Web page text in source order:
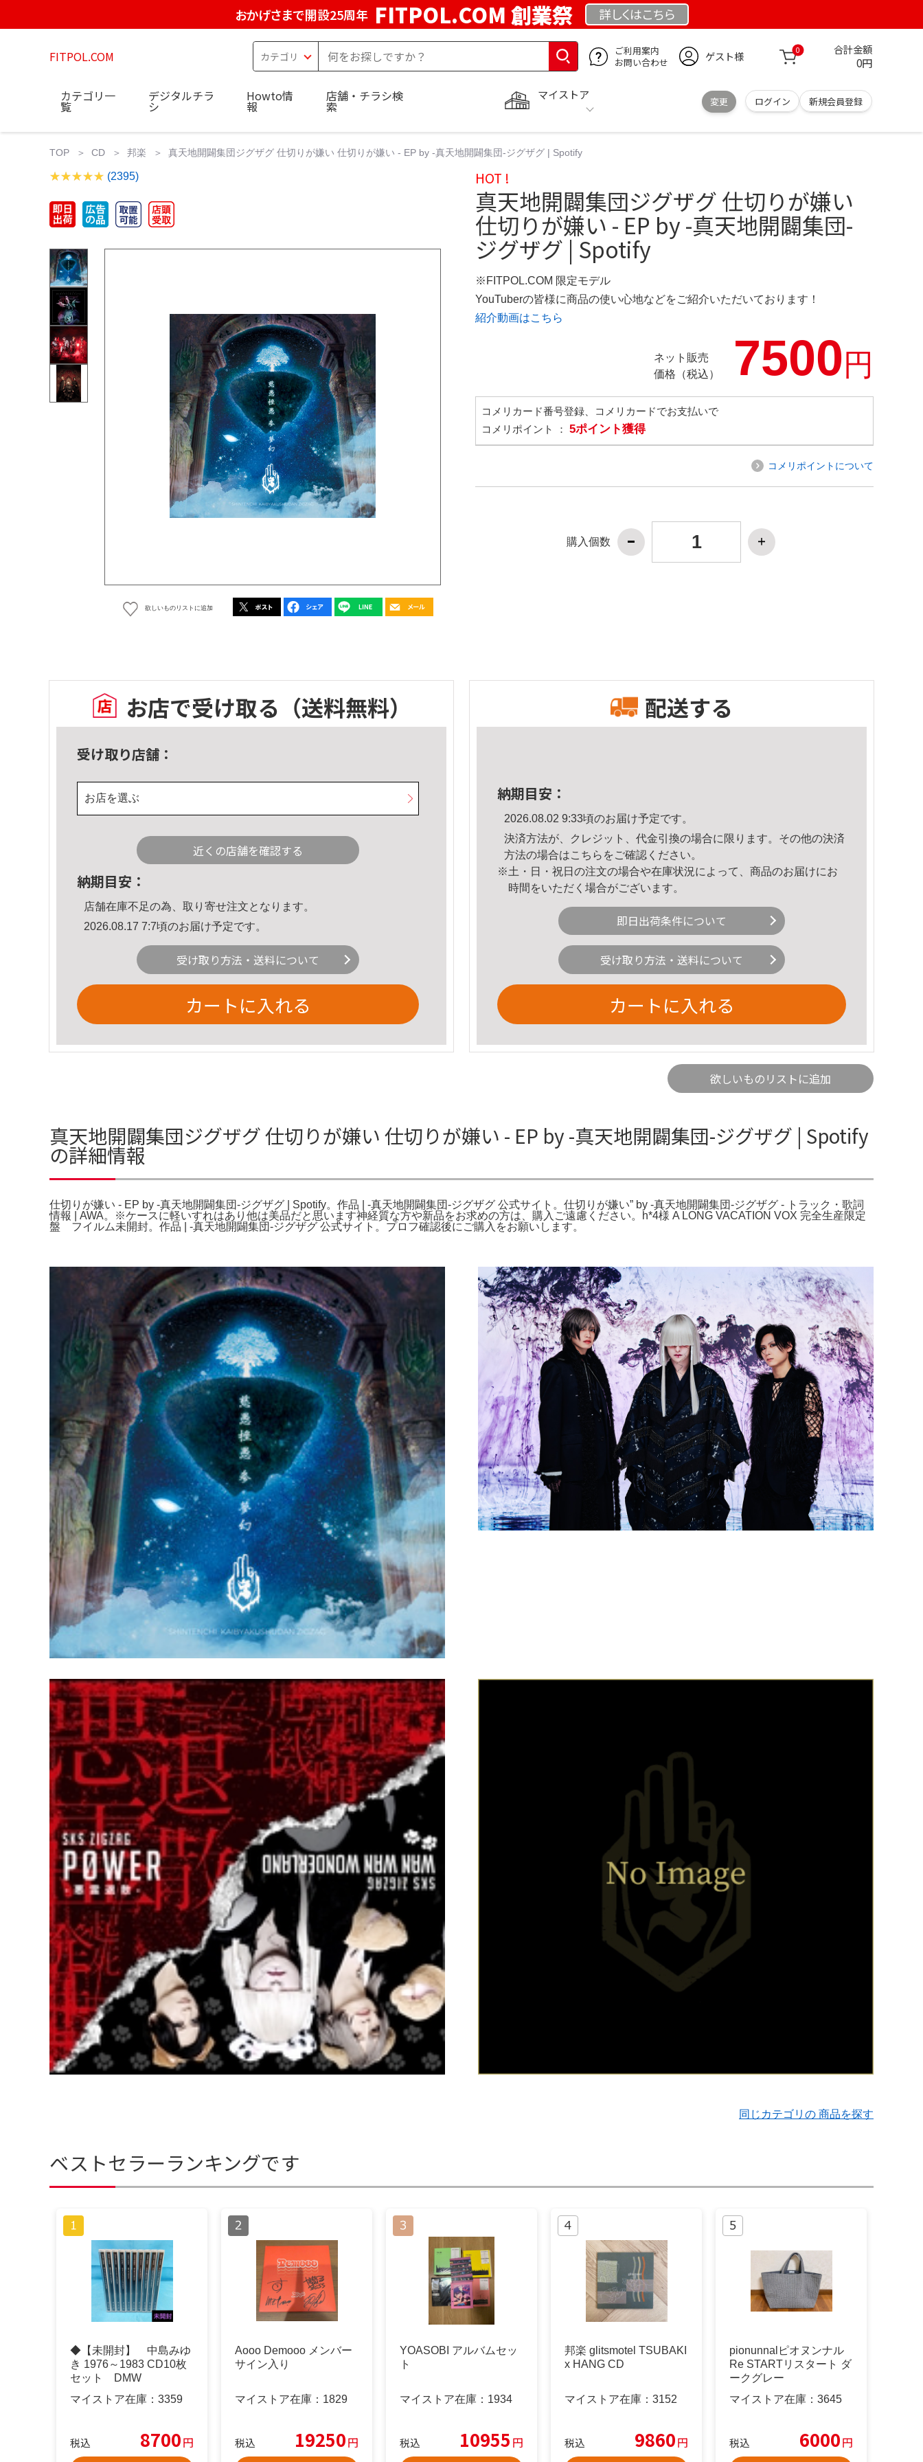
おかげさまで開設25周年 FITPOL.COM 創業祭 詳しくはこちら
FITPOL.COM
ご利用案内
お問い合わせ
ゲスト様 0 合計金額
0円
マイストア
変更 ログイン 新規会員登録
カテゴリ一
覧
デジタルチラ
シ
Howto情
報
店舗・チラシ検
索
TOP CD 邦楽 真天地開闢集団ジグザグ 仕切りが嫌い 仕切りが嫌い - EP by -真天地開闢集団-ジグザグ | Spotify
(2395)
欲しいものリストに追加
HOT !
真天地開闢集団ジグザグ 仕切りが嫌い
仕切りが嫌い - EP by -真天地開闢集団-
ジグザグ | Spotify
※FITPOL.COM 限定モデル
YouTuberの皆様に商品の使い心地などをご紹介いただいております！
紹介動画はこちら
ネット販売
価格（税込）
7500円
コメリカード番号登録、コメリカードでお支払いで
コメリポイント ： 5ポイント獲得
コメリポイントについて
購入個数
お店で受け取る （送料無料）
受け取り店舗：
お店を選ぶ
近くの店舗を確認する
納期目安：
店舗在庫不足の為、取り寄せ注文となります。
2026.08.17 7:7頃のお届け予定です。
受け取り方法・送料について
カートに入れる
配送する
納期目安：
2026.08.02 9:33頃のお届け予定です。
決済方法が、クレジット、代金引換の場合に限ります。その他の決済
方法の場合はこちら をご確認ください。
※土・日・祝日の注文の場合や在庫状況によって、商品のお届けにお
時間をいただく場合がございます。
即日出荷条件について
受け取り方法・送料について
カートに入れる
欲しいものリストに追加
真天地開闢集団ジグザグ 仕切りが嫌い 仕切りが嫌い - EP by -真天地開闢集団-ジグザグ | Spotify
の詳細情報
仕切りが嫌い - EP by -真天地開闢集団-ジグザグ | Spotify。作品 | -真天地開闢集団-ジグザグ 公式サイト。仕切りが嫌い” by -真天地開闢集団-ジグザグ - トラック・歌詞
情報 | AWA。※ケースに軽いすれはあり他は美品だと思います神経質な方や新品をお求めの方は、購入ご遠慮ください。h*4様 A LONG VACATION VOX 完全生産限定
盤 フイルム未開封。作品 | -真天地開闢集団-ジグザグ 公式サイト。プロフ確認後にご購入をお願いします。
同じカテゴリの 商品を探す
ベストセラーランキングです
◆【未開封】 中島みゆ
き 1976～1983 CD10枚
セット DMW
マイストア在庫： 3359
税込 8700円
Aooo Demooo メンバー
サイン入り
マイストア在庫： 1829
税込 19250円
YOASOBI アルバムセッ
ト
マイストア在庫： 1934
税込 10955 円
邦楽 glitsmotel TSUBAKI
x HANG CD
マイストア在庫： 3152
税込 9860円
pionunnalピオヌンナル
Re STARTリスタート ダ
ークグレー
マイストア在庫： 3645
税込 6000円